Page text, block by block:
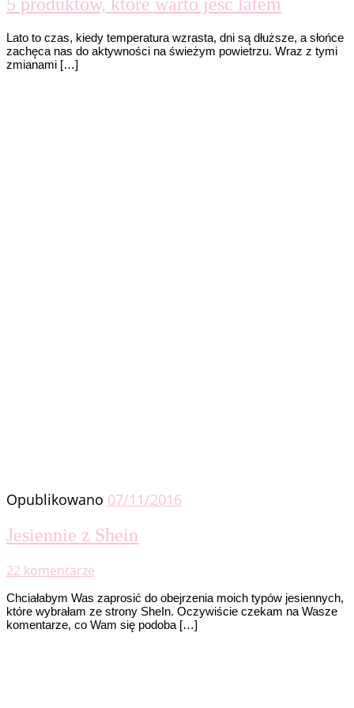
5 produktów, które warto jeść latem
Lato to czas, kiedy temperatura wzrasta, dni są dłuższe, a słońce
zachęca nas do aktywności na świeżym powietrzu. Wraz z tymi
zmianami […]
Opublikowano 07/11/2016
Jesiennie z Shein
22 komentarze
Chciałabym Was zaprosić do obejrzenia moich typów jesiennych,
które wybrałam ze strony SheIn. Oczywiście czekam na Wasze
komentarze, co Wam się podoba […]